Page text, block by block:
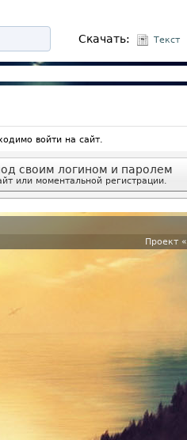
Скачать: Текст
войти на сайт.
своим логином и паролем
или моментальной регистрации.
Проект «